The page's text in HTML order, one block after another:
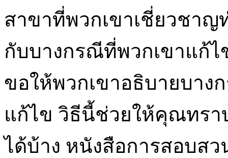
สาขาที่พวกเขาเชี่ยวชาญ
กับบางกรณีที่พวกเขาแก้
ขอให้พวกเขาอธิบายบาง
แก้ไข วิธีนี้ช่วยให้คุณทรา
ได้บ้าง หนังสือการสอบส